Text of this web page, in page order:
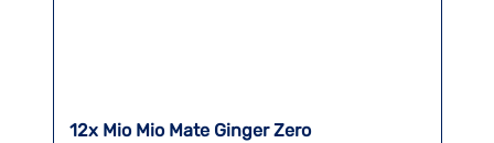
12x Mio Mio Mate Ginger Zero